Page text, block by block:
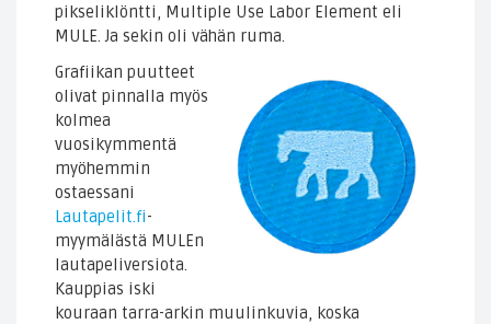
pikseliklöntti, Multiple Use Labor Element eli
MULE. Ja sekin oli vähän ruma.
Grafiikan puutteet
olivat pinnalla myös
kolmea
vuosikymmentä
myöhemmin
ostaessani
Lautapelit.fi-
myymälästä MULEn
lautapeliversiota.
Kauppias iski
kouraan tarra-arkin muulinkuvia, koska